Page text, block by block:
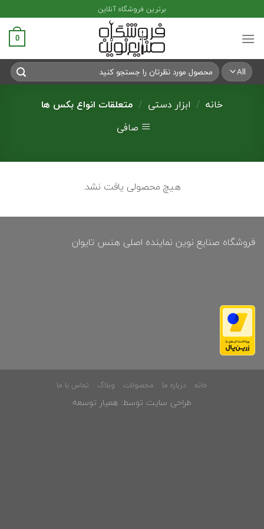
to
content
برترین فروشگاه آنلاین
0
جستجو
برای:
خانه / ابزار دستی / متعلقات انواع بکس ها
صافی
هیچ محصولی یافت نشد.
فروشگاه صنایع نوین نماینده اصلی هنس تایوان
خانه درباره ما محصولات وبلاگ تماس با ما
طراحی سایت توسط: همیار توسعه